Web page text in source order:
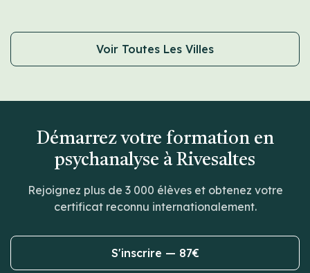
Voir Toutes Les Villes
Démarrez votre formation en
psychanalyse à Rivesaltes
Rejoignez plus de 3 000 élèves et obtenez votre
certificat reconnu internationalement.
S'inscrire — 87€